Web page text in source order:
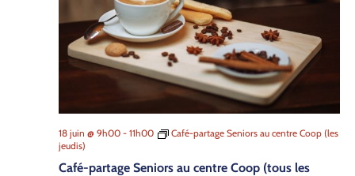
Café-partage Seniors au centre Coop (tous les
18 juin @ 9h00- 11h00
Café-partage Seniors au centre Coop (les
jeudis)